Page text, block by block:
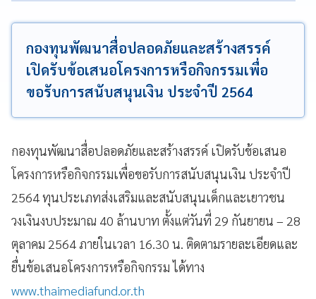
กองทุนพัฒนาสื่อปลอดภัยและสร้างสรรค์
เปิดรับข้อเสนอโครงการหรือกิจกรรมเพื่อ
ขอรับการสนับสนุนเงิน ประจำปี 2564
กองทุนพัฒนาสื่อปลอดภัยและสร้างสรรค์ เปิดรับข้อเสนอ
โครงการหรือกิจกรรมเพื่อขอรับการสนับสนุนเงิน ประจำปี
2564 ทุนประเภทส่งเสริมและสนับสนุนเด็กและเยาวชน
วงเงินงบประมาณ 40 ล้านบาท ตั้งแต่วันที่ 29 กันยายน – 28
ตุลาคม 2564 ภายในเวลา 16.30 น. ติดตามรายละเอียดและ
ยื่นข้อเสนอโครงการหรือกิจกรรม ได้ทาง
www.thaimediafund.or.th